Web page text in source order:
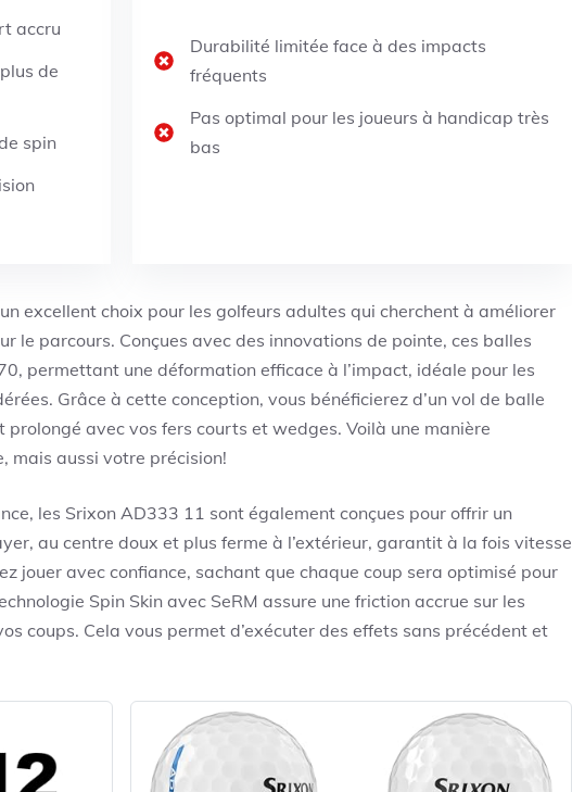
accru
de
spin
Durabilité limitée face à des impacts
fréquents
Pas optimal pour les joueurs à handicap très
bas
excellent choix pour les golfeurs adultes qui cherchent à améliorer
le parcours. Conçues avec des innovations de pointe, ces balles
permettant une déformation efficace à l’impact, idéale pour les
Grâce à cette conception, vous bénéficierez d’un vol de balle
prolongé avec vos fers courts et wedges. Voilà une manière
mais aussi votre précision!
les Srixon AD333 11 sont également conçues pour offrir un
au centre doux et plus ferme à l’extérieur, garantit à la fois vitesse
jouer avec confiance, sachant que chaque coup sera optimisé pour
Spin Skin avec SeRM assure une friction accrue sur les
coups. Cela vous permet d’exécuter des effets sans précédent et